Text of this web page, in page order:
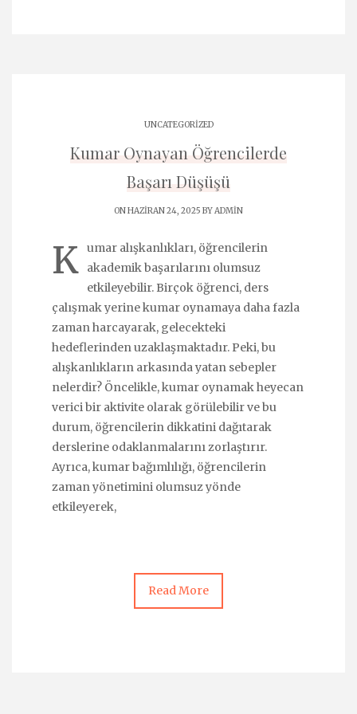
UNCATEGORIZED
Kumar Oynayan Öğrencilerde
Başarı Düşüşü
ON HAZIRAN 24, 2025 BYADMIN
K umar alışkanlıkları, öğrencilerin
akademik başarılarını olumsuz
etkileyebilir. Birçok öğrenci, ders
çalışmak yerine kumar oynamaya daha fazla
zaman harcayarak, gelecekteki
hedeflerinden uzaklaşmaktadır. Peki, bu
alışkanlıkların arkasında yatan sebepler
nelerdir? Öncelikle, kumar oynamak heyecan
verici bir aktivite olarak görülebilir ve bu
durum, öğrencilerin dikkatini dağıtarak
derslerine odaklanmalarını zorlaştırır.
Ayrıca, kumar bağımlılığı, öğrencilerin
zaman yönetimini olumsuz yönde
etkileyerek,
Read More